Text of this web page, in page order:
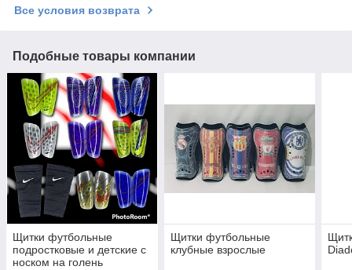
Все условия возврата
Подобные товары компании
Щитки футбольные
подростковые и детские с
носком на голень
Щитки футбольные
клубные взрослые